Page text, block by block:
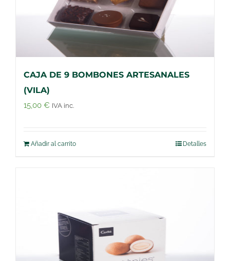
CAJA DE 9 BOMBONES ARTESANALES
(VILA)
15,00 € IVA inc.
Añadir al carrito Detalles